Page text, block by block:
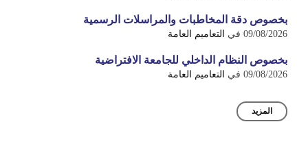
بخصوص دقة المخاطبات والمراسلات الرسمية
09/08/2026 في التعاميم العامة
بخصوص النظام الداخلي للجامعة الافتراضية
09/08/2026 في التعاميم العامة
المزيد